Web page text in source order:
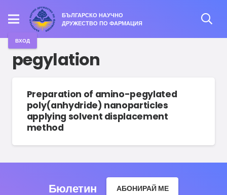
БЪЛГАРСКО НАУЧНО
ДРУЖЕСТВО ПО ФАРМАЦИЯ
ВХОД
pegylation
Preparation of amino-pegylated
poly(anhydride) nanoparticles
applying solvent displacement
method
Бюлетин АБОНИРАЙ МЕ